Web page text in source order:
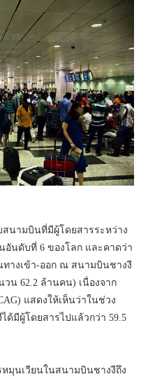
สนามบินที่มีผู้ โดยสารระหว่าง
อันดับที่ 6 ของโลก และคาดว่า
ทางเข้า-ออก ณ สนามบินชางงี
วน 62.2 ล้านคน) เนื่องจาก
แสดงให้เห็นว่าในช่วง
ด้มีผู้ โดยสารไปแล้วกว่า 59.5
มุนเวียนในสนามบินชางงีถึง